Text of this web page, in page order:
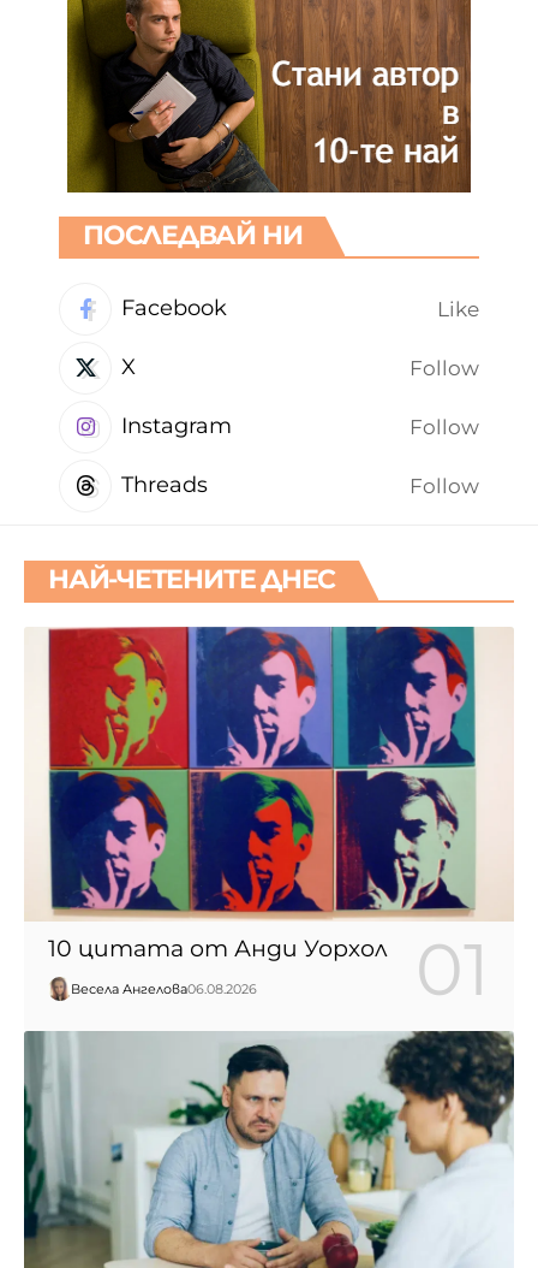
ПОСЛЕДВАЙ НИ
Facebook Like
X Follow
Instagram Follow
Threads Follow
НАЙ-ЧЕТЕНИТЕ ДНЕС
10 цитата от Анди Уорхол
Весела Ангелова06.08.2026